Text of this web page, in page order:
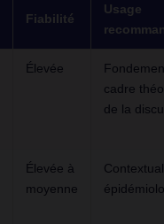
Fiabilité
Usage
Élevée
cadre
de la
Élevée à
moyenne